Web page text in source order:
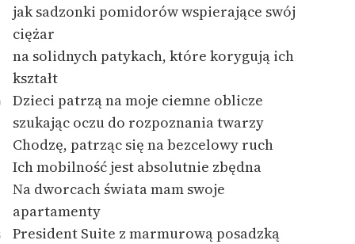
Zasady wykorzystania
Wolnych Lektur
Logotypy
Materiały promocyjne
Polityka prywatności
Regulamin biblioteki
Dane fundacji i
sprawozdania finansowe
jak sadzonki pomidorów wspierające swój
ciężar
na solidnych patykach, które korygują ich
kształt
Dzieci patrzą na moje ciemne oblicze
szukając oczu do rozpoznania twarzy
Chodzę, patrząc się na bezcelowy ruch
Ich mobilność jest absolutnie zbędna
Na dworcach świata mam swoje
apartamenty
President Suite z marmurową posadzką